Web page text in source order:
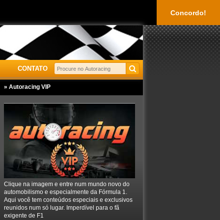
Concordo!
CONTATO
» Autoracing VIP
Clique na imagem e entre num mundo novo do
automobilismo e especialmente da Fórmula 1.
Aqui você tem conteúdos especiais e exclusivos
reunidos num só lugar. Imperdível para o fã
exigente de F1